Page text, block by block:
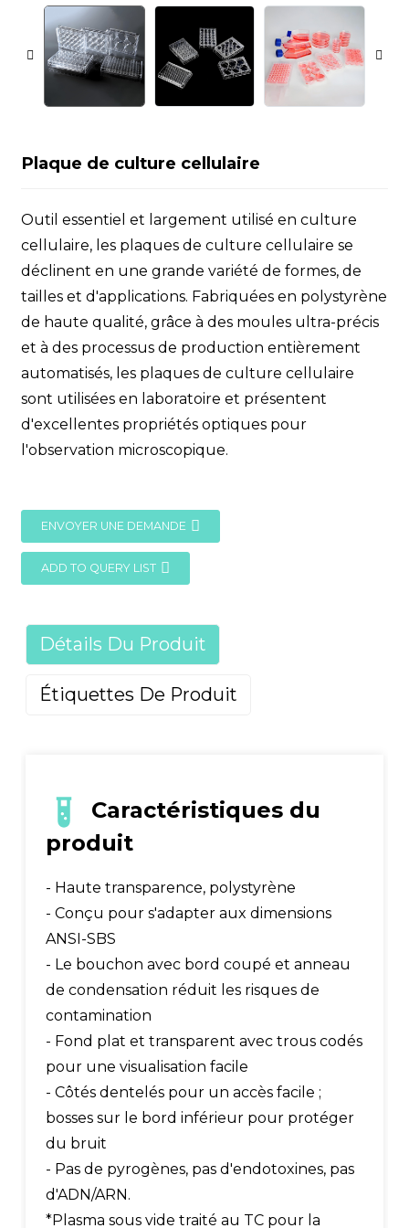
Plaque de culture cellulaire
Outil essentiel et largement utilisé en culture
cellulaire, les plaques de culture cellulaire se
déclinent en une grande variété de formes, de
tailles et d'applications. Fabriquées en polystyrène
de haute qualité, grâce à des moules ultra-précis
et à des processus de production entièrement
automatisés, les plaques de culture cellulaire
sont utilisées en laboratoire et présentent
d'excellentes propriétés optiques pour
l'observation microscopique.
ENVOYER UNE DEMANDE
ADD TO QUERY LIST
Détails Du Produit
Étiquettes De Produit
Caractéristiques du
produit
- Haute transparence, polystyrène
- Conçu pour s'adapter aux dimensions
ANSI-SBS
- Le bouchon avec bord coupé et anneau
de condensation réduit les risques de
contamination
- Fond plat et transparent avec trous codés
pour une visualisation facile
- Côtés dentelés pour un accès facile ;
bosses sur le bord inférieur pour protéger
du bruit
- Pas de pyrogènes, pas d'endotoxines, pas
d'ADN/ARN.
*Plasma sous vide traité au TC pour la